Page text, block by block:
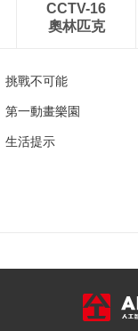
CCTV-16
奧林匹克
挑戰不可能
第一動畫樂園
生活提示